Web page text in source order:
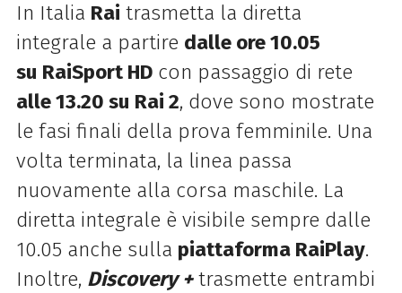
In Italia Rai trasmetta la diretta
integrale a partire dalle ore 10.05
su RaiSport HD con passaggio di rete
alle 13.20 su Rai 2, dove sono mostrate
le fasi finali della prova femminile. Una
volta terminata, la linea passa
nuovamente alla corsa maschile. La
diretta integrale è visibile sempre dalle
10.05 anche sulla piattaforma RaiPlay.
Inoltre, Discovery + trasmette entrambi